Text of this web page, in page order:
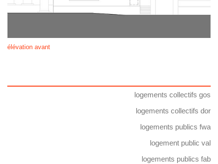
élévation avant
logements collectifs gos
logements collectifs dor
logements publics fwa
logement public val
logements publics fab